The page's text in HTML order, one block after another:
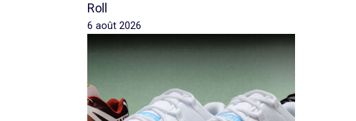
Roll
6 août 2026